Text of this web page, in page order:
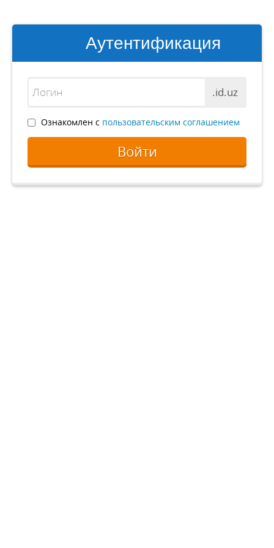
Аутентификация
.id.uz
Ознакомлен с пользовательским соглашением
Войти